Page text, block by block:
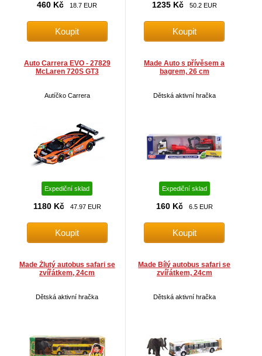
460 Kč 18.7 EUR 1235 Kč 50.2 EUR
Auto Carrera EVO - 27829
McLaren 720S GT3
Autíčko Carrera
Expediční sklad
1180 Kč 47.97 EUR
Made Auto s přívěsem a
bagrem, 26 cm
Dětská aktivní hračka
Expediční sklad
160 Kč 6.5 EUR
Made Žlutý autobus safari se
zvířátkem, 24cm
Dětská aktivní hračka
Made Bílý autobus safari se
zvířátkem, 24cm
Dětská aktivní hračka